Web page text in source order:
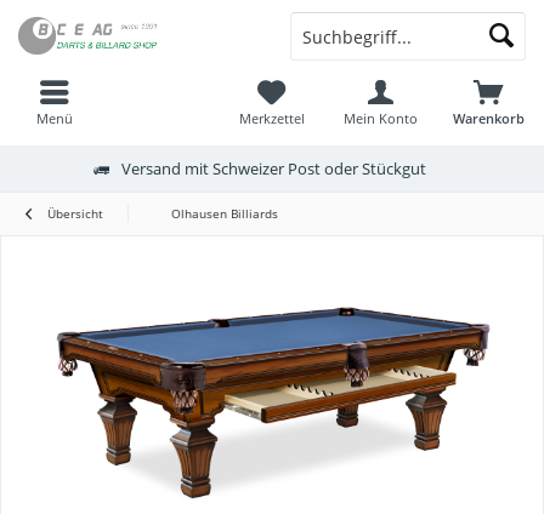
Menü Warenkorb
Merkzettel Mein Konto
Versand mit Schweizer Post oder Stückgut
Übersicht Olhausen Billiards